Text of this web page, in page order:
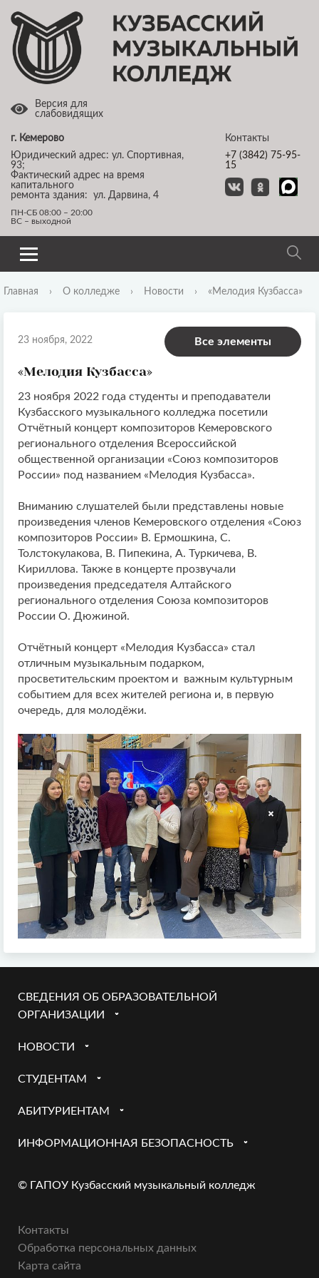
г. Кемерово
Юридический адрес: ул. Спортивная,
93;
Фактический адрес на время
капитального
ремонта здания: ул. Дарвина, 4
ПН-СБ 08:00 – 20:00
ВС – выходной
Контакты
+7 (3842) 75-95-
15
Версия для
слабовидящих
Главная › О колледже › Новости › «Мелодия Кузбасса»
23 ноября, 2022 Все элементы
«Мелодия Кузбасса»
23 ноября 2022 года студенты и преподаватели
Кузбасского музыкального колледжа посетили
Отчётный концерт композиторов Кемеровского
регионального отделения Всероссийской
общественной организации «Союз композиторов
России» под названием «Мелодия Кузбасса».
Вниманию слушателей были представлены новые
произведения членов Кемеровского отделения «Союз
композиторов России» В. Ермошкина, С.
Толстокулакова, В. Пипекина, А. Туркичева, В.
Кириллова. Также в концерте прозвучали
произведения председателя Алтайского
регионального отделения Союза композиторов
России О. Дюжиной.
Отчётный концерт «Мелодия Кузбасса» стал
отличным музыкальным подарком,
просветительским проектом и важным культурным
событием для всех жителей региона и, в первую
очередь, для молодёжи.
СВЕДЕНИЯ ОБ ОБРАЗОВАТЕЛЬНОЙ
ОРГАНИЗАЦИИ
НОВОСТИ
СТУДЕНТАМ
АБИТУРИЕНТАМ
ИНФОРМАЦИОННАЯ БЕЗОПАСНОСТЬ
© ГАПОУ Кузбасский музыкальный колледж
Контакты
Обработка персональных данных
Карта сайта